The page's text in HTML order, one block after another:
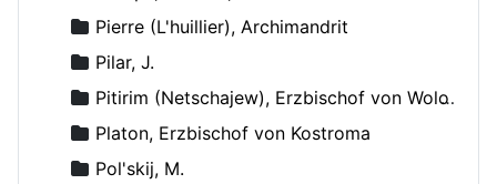
Pierre (L'huillier), Archimandrit
Pilar, J.
Pitirim (Netschajew), Erzbischof von Wolokolamsk und Jurjew
Platon, Erzbischof von Kostroma
Pol'skij, M.